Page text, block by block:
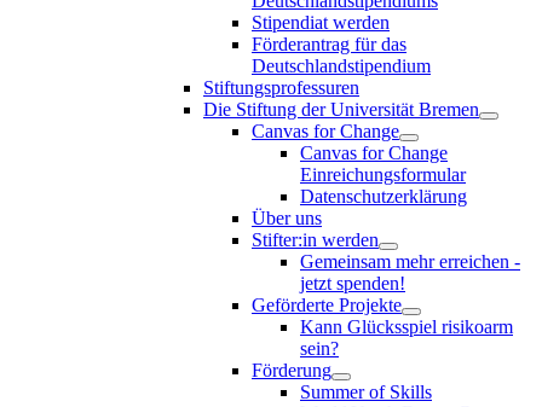
Stipendiat werden
Förderantrag für das
Deutschlandstipendium
Stiftungsprofessuren
Die Stiftung der Universität Bremen
Canvas for Change
Canvas for Change
Einreichungsformular
Datenschutzerklärung
Über uns
Stifter:in werden
Gemeinsam mehr erreichen -
jetzt spenden!
Geförderte Projekte
Kann Glücksspiel risikoarm
sein?
Förderung
Summer of Skills